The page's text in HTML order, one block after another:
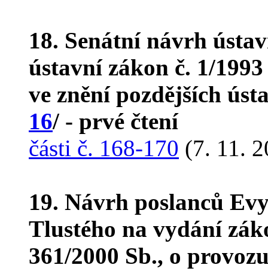
18. Senátní návrh
ústavní zákon č. 1/
ve znění pozdějších
16/ - prvé čtení
části č. 168-170 (7. 11.
19. Návrh poslanců
Tlustého na vydání
361/2000 Sb., o